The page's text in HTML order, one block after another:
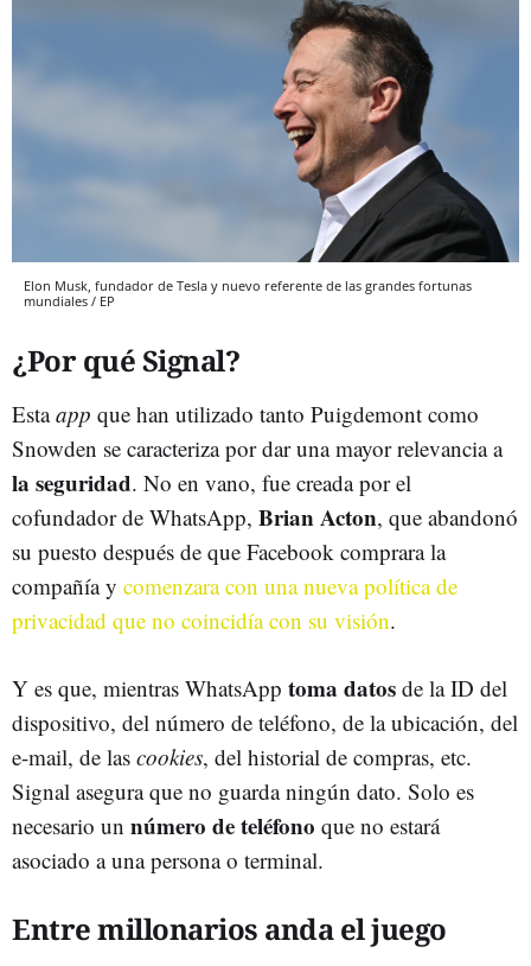
Elon Musk, fundador de Tesla y nuevo referente de las grandes fortunas
mundiales / EP
¿Por qué Signal?
Estaapp que han utilizado tanto Puigdemont como
Snowden se caracteriza por dar una mayor relevancia a
la seguridad. No en vano, fue creada por el
cofundador de WhatsApp, Brian Acton, que abandonó
su puesto después de que Facebook comprara la
compañía y comenzara con una nueva política de
privacidad que no coincidía con su visión.
Y es que, mientras WhatsApp toma datos de la ID del
dispositivo, del número de teléfono, de la ubicación, del
e-mail, de las cookies, del historial de compras, etc.
Signal asegura que no guarda ningún dato. Solo es
necesario un número de teléfono que no estará
asociado a una persona o terminal.
Entre millonarios anda el juego